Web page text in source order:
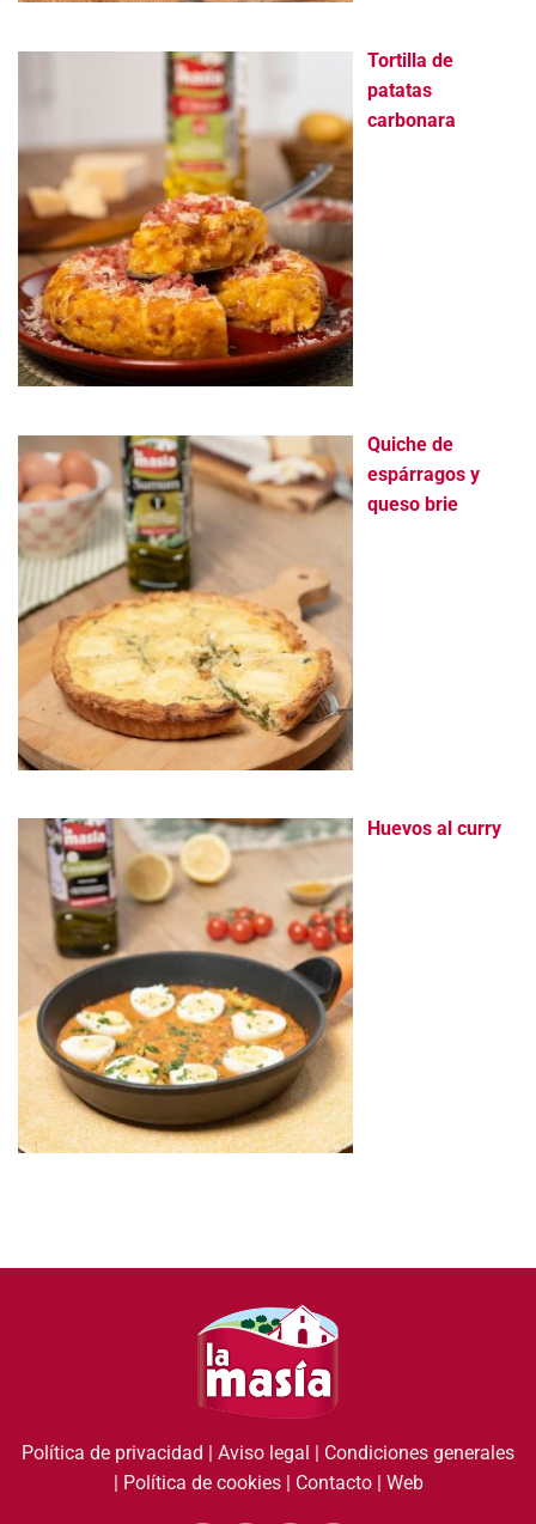
Tortilla de
patatas
carbonara
Quiche de
espárragos y
queso brie
Huevos al curry
Política de privacidad | Aviso legal | Condiciones generales
| Política de cookies| Contacto| Web